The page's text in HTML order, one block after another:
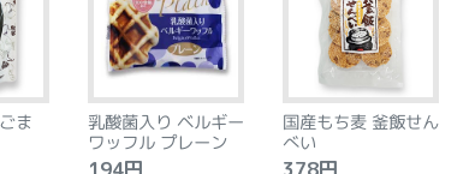
ま 乳酸菌入り ベルギー
ワッフル プレーン
国産もち麦 釜飯せん
べい